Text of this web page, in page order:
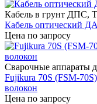
Кабель в грунт ДПС,
Кабель оптический
Цена по запросу
Сварочные аппараты
Fujikura 70S (FSM-
волокон
Цена по запросу